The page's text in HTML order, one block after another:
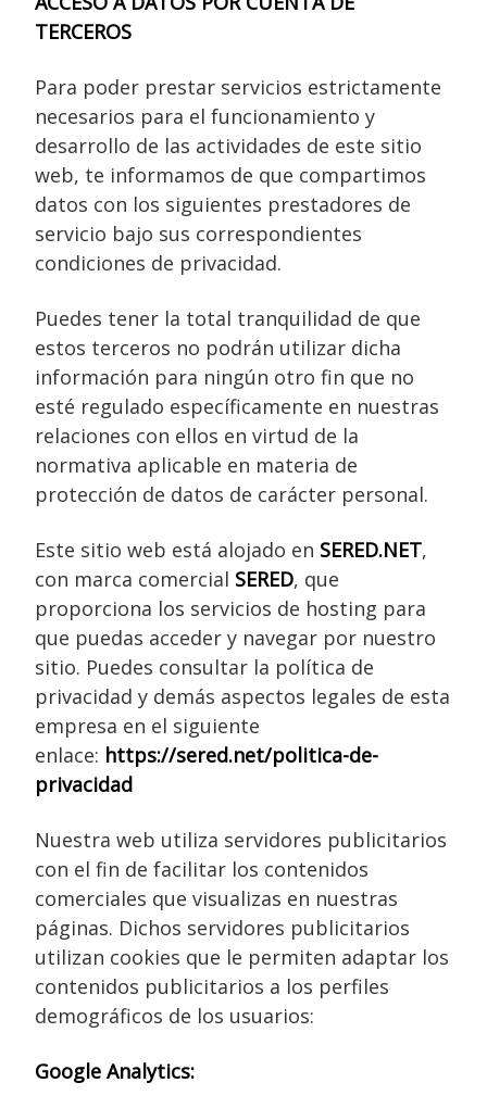
TERCEROS
Para poder prestar servicios estrictamente
necesarios para el funcionamiento y
desarrollo de las actividades de este sitio
web, te informamos de que compartimos
datos con los siguientes prestadores de
servicio bajo sus correspondientes
condiciones de privacidad.
Puedes tener la total tranquilidad de que
estos terceros no podrán utilizar dicha
información para ningún otro fin que no
esté regulado específicamente en nuestras
relaciones con ellos en virtud de la
normativa aplicable en materia de
protección de datos de carácter personal.
Este sitio web está alojado en SERED.NET,
con marca comercial SERED, que
proporciona los servicios de hosting para
que puedas acceder y navegar por nuestro
sitio. Puedes consultar la política de
privacidad y demás aspectos legales de esta
empresa en el siguiente
enlace: https://sered.net/politica-de-
privacidad
Nuestra web utiliza servidores publicitarios
con el fin de facilitar los contenidos
comerciales que visualizas en nuestras
páginas. Dichos servidores publicitarios
utilizan cookies que le permiten adaptar los
contenidos publicitarios a los perfiles
demográficos de los usuarios:
Google Analytics: